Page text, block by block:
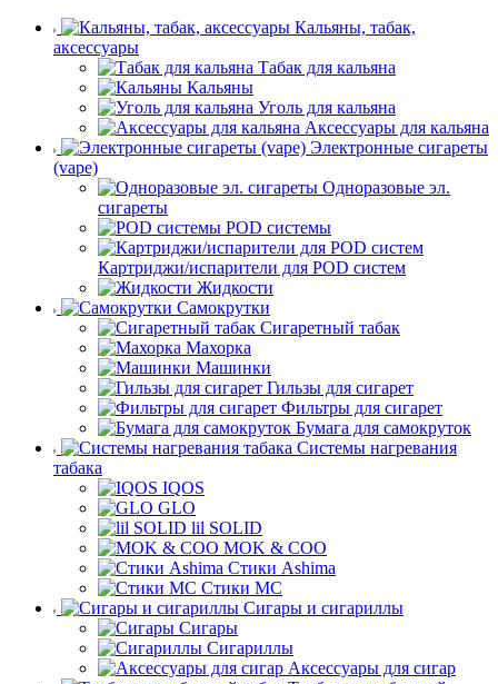
Кальяны, табак,
аксессуары
Табак для кальяна
Кальяны
Уголь для кальяна
Аксессуары для кальяна
Электронные сигареты
(vape)
Одноразовые эл.
сигареты
POD системы
Картриджи/испарители для POD систем
Жидкости
Самокрутки
Сигаретный табак
Махорка
Машинки
Гильзы для сигарет
Фильтры для сигарет
Бумага для самокруток
Системы нагревания
табака
IQOS
GLO
lil SOLID
MOK & COO
Стики Ashima
Стики MC
Сигары и сигариллы
Сигары
Сигариллы
Аксессуары для сигар